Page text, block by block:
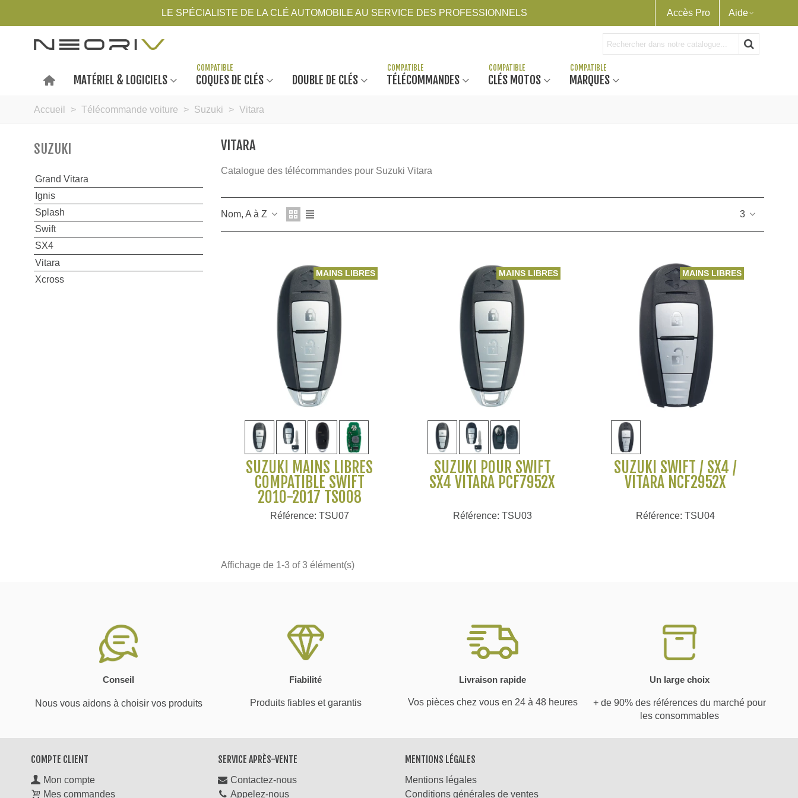
LE SPÉCIALISTE DE LA CLÉ AUTOMOBILE AU SERVICE DES PROFESSIONNELS Accès Pro Aide
MATÉRIEL & LOGICIELS COQUES DE CLÉS DOUBLE DE CLÉS TÉLÉCOMMANDES CLÉS MOTOS MARQUES
Accueil > Télécommande voiture > Suzuki > Vitara
SUZUKI
Grand Vitara
Ignis
Splash
Swift
SX4
Vitara
Xcross
VITARA
Catalogue des télécommandes pour Suzuki Vitara
Nom, A à Z 3
MAINS LIBRES
Voir plus
SUZUKI MAINS LIBRES
COMPATIBLE SWIFT
2010-2017 TS008
Référence: TSU07
MAINS LIBRES
Voir plus
SUZUKI POUR SWIFT
SX4 VITARA PCF7952X
Référence: TSU03
MAINS LIBRES
SUZUKI SWIFT / SX4 /
VITARA NCF2952X
Référence: TSU04
Affichage de 1-3 of 3 élément(s)
Conseil Fiabilité Livraison rapide Un large choix
Nous vous aidons à choisir vos produits Produits fiables et garantis Vos pièces chez vous en 24 à 48 heures
+ de 90% des références du marché pour
les consommables
COMPTE CLIENT
Mon compte
Mes commandes
SERVICE APRÈS-VENTE
Contactez-nous
Appelez-nous
MENTIONS LÉGALES
Mentions légales
Conditions générales de ventes